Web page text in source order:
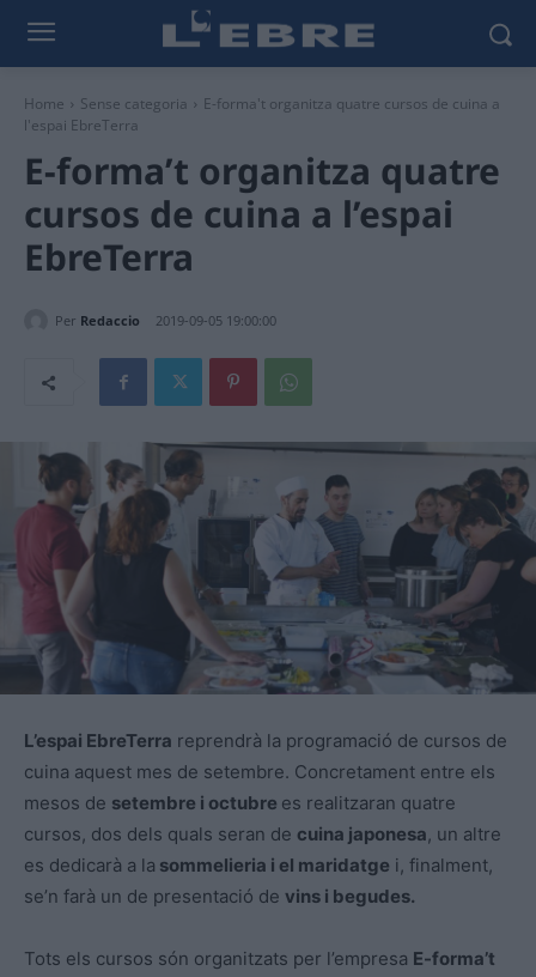
Home Sense categoria
E-forma't organitza quatre cursos de cuina a
l'espai EbreTerra
E-forma’t organitza quatre
cursos de cuina a l’espai
EbreTerra
Per Redaccio 2019-09-05 19:00:00
L’espai EbreTerra reprendrà la programació de cursos de
cuina aquest mes de setembre. Concretament entre els
mesos de setembre i octubre es realitzaran quatre
cursos, dos dels quals seran de cuina japonesa, un altre
es dedicarà a la sommelieria i el maridatge i, finalment,
se’n farà un de presentació de vins i begudes.
Tots els cursos són organitzats per l’empresa E-forma’t